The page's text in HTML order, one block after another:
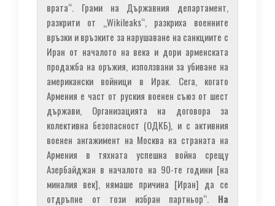
врата“. Грами на Държавния департамент,
разкрити от „Wikileaks“, разкриха военните
връзки и връзките за нарушаване на санкциите с
Иран от началото на века и дори арменската
продажба на оръжия, използвани за убиване на
американски войници в Ирак. Сега, когато
Армения е част от руския военен съюз от шест
държави, Организацията на договора за
колективна безопасност (ОДКБ), и с активния
военен ангажимент на Москва на страната на
Армения в тяхната успешна война срещу
Азербайджан в началото на 90-те години [на
миналия век], нямаше причина [Иран] да се
отдръпне от този избран партньор“. На